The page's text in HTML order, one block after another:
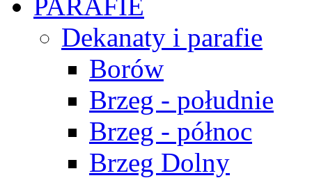
Dekanaty i parafie
Borów
Brzeg - południe
Brzeg - północ
Brzeg Dolny